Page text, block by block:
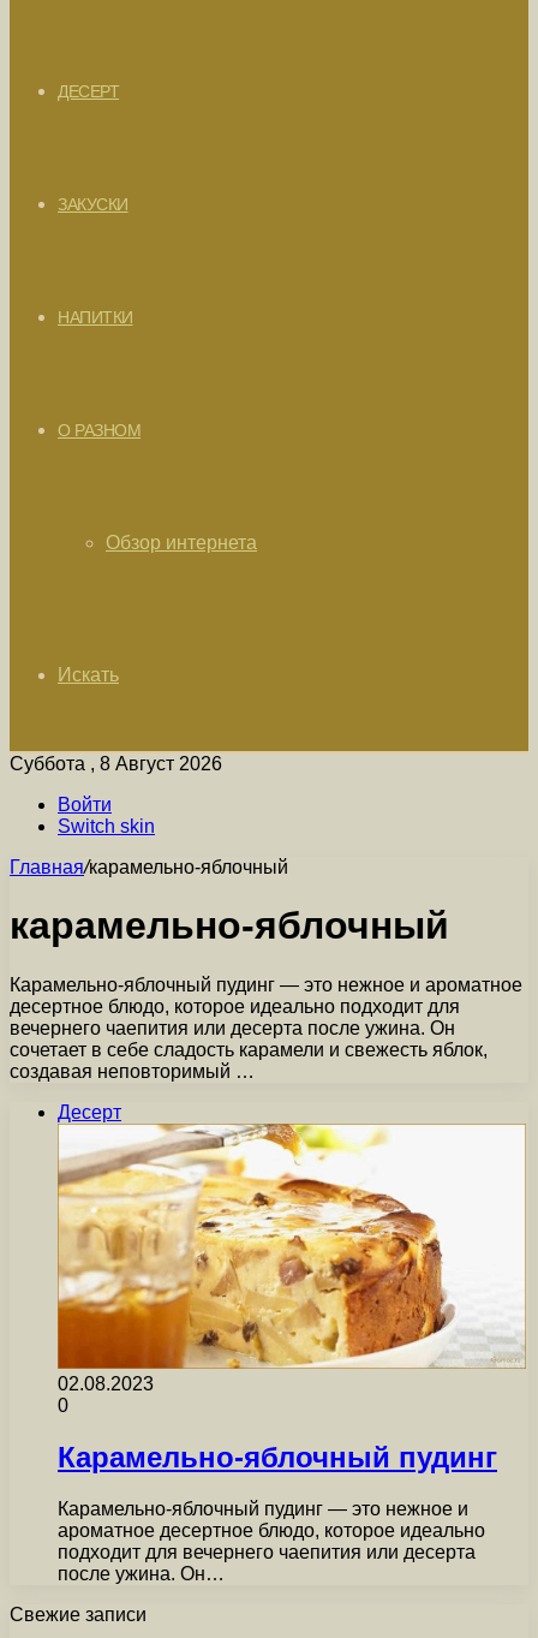
ДЕСЕРТ
ЗАКУСКИ
НАПИТКИ
О РАЗНОМ
Обзор интернета
Искать
Суббота , 8 Август 2026
Войти
Switch skin
Главная/карамельно-яблочный
карамельно-яблочный
Карамельно-яблочный пудинг — это нежное и ароматное
десертное блюдо, которое идеально подходит для
вечернего чаепития или десерта после ужина. Он
сочетает в себе сладость карамели и свежесть яблок,
создавая неповторимый …
Десерт
02.08.2023
0
Карамельно-яблочный пудинг
Карамельно-яблочный пудинг — это нежное и
ароматное десертное блюдо, которое идеально
подходит для вечернего чаепития или десерта
после ужина. Он…
Свежие записи